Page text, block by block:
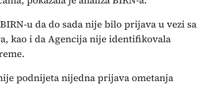
u da do sada nije bilo prijava u vezi sa
kao i da Agencija nije identifikovala
podnijeta nijedna prijava ometanja